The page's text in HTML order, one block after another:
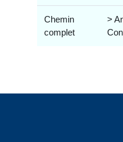
Chemin
complet
>